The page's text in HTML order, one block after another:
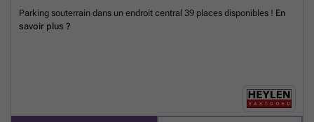
Parking souterrain dans un endroit central 39 places disponibles ! En
savoir plus ?